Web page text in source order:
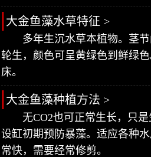
大金鱼藻水草特征 >
多年生沉水草本植物。茎
轮生，颜色可呈黄绿色到鲜绿
床。
大金鱼藻种植方法 >
无CO2也可正常生长，只
设缸初期预防暴藻。适应各种
常快，需要经常修剪。